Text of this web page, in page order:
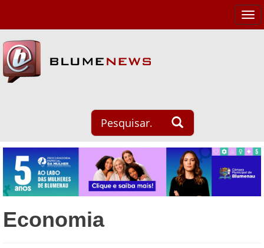
Economia